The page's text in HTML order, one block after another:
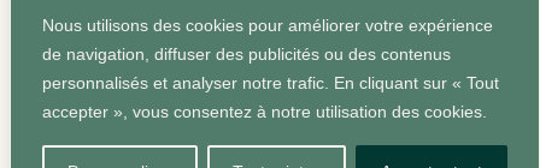
Nous utilisons des cookies pour améliorer votre expérience
de navigation, diffuser des publicités ou des contenus
personnalisés et analyser notre trafic. En cliquant sur « Tout
accepter », vous consentez à notre utilisation des cookies.
Conditions Générales
Site web réalisé par Agrum'ent -
Squeeze your brand!